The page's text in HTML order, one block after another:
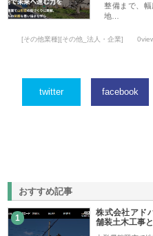
整備まで、幅
地…
[その他業種][その他_法人・企業]
twitter facebook
おすすめ記事
1
株式会社アド
舗装土木工事